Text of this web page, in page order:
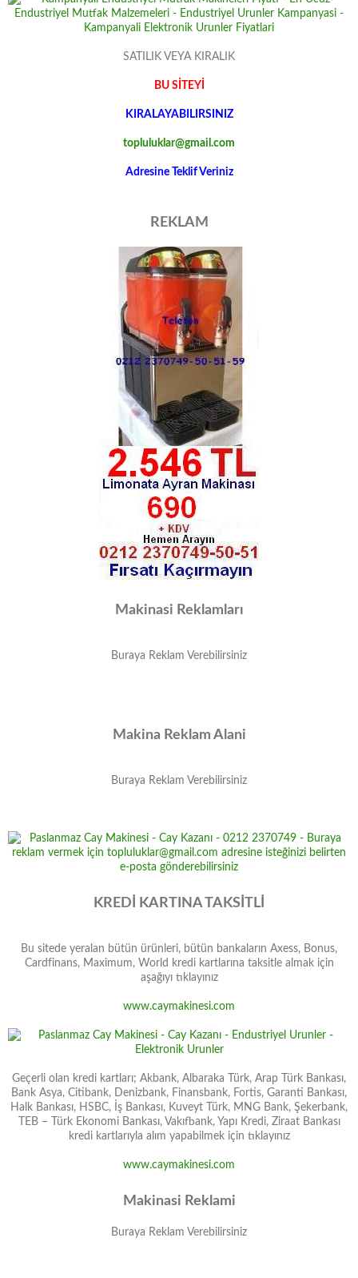
SATILIK VEYA KIRALIK
BU SİTEYİ
KIRALAYABILIRSINIZ
topluluklar@gmail.com
Adresine Teklif Veriniz
REKLAM
Makinasi Reklamları
Buraya Reklam Verebilirsiniz
Makina Reklam Alani
Buraya Reklam Verebilirsiniz
KREDİ KARTINA TAKSİTLİ
Bu sitede yeralan bütün ürünleri, bütün bankaların Axess, Bonus,
Cardfinans, Maximum, World kredi kartlarına taksitle almak için
aşağıyı tıklayınız
www.caymakinesi.com
Geçerli olan kredi kartları; Akbank, Albaraka Türk, Arap Türk Bankası,
Bank Asya, Citibank, Denizbank, Finansbank, Fortis, Garanti Bankası,
Halk Bankası, HSBC, İş Bankası, Kuveyt Türk, MNG Bank, Şekerbank,
TEB – Türk Ekonomi Bankası, Vakıfbank, Yapı Kredi, Ziraat Bankası
kredi kartlarıyla alım yapabilmek için tıklayınız
www.caymakinesi.com
Makinasi Reklami
Buraya Reklam Verebilirsiniz